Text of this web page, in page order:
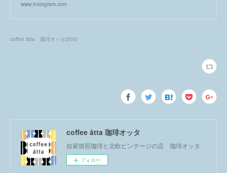
www.instagram.com
coffee åtta 珈琲オッタ (305)
coffee åtta 珈琲オッタ
自家焙煎珈琲と北欧ビンテージの店 珈琲オッタ
フォロー